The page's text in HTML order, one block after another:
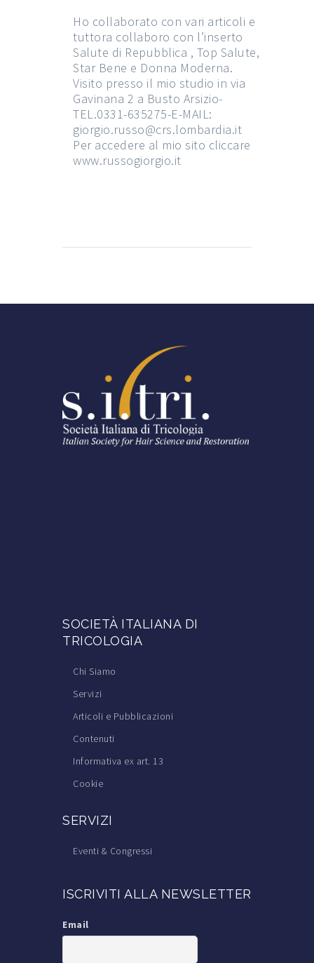
Ho collaborato con vari articoli e
tuttora collaboro con l’inserto
Salute di Repubblica , Top Salute,
Star Bene e Donna Moderna.
Visito presso il mio studio in via
Gavinana 2 a Busto Arsizio-
TEL.0331-635275-E-MAIL:
giorgio.russo@crs.lombardia.it
Per accedere al mio sito cliccare
www.russogiorgio.it
SOCIETÀ ITALIANA DI
TRICOLOGIA
Chi Siamo
Servizi
Articoli e Pubblicazioni
Contenuti
Informativa ex art. 13
Cookie
SERVIZI
Eventi & Congressi
Trova il Medico Tricologo
Iscrizione alla S.I.Tri.
ISCRIVITI ALLA NEWSLETTER
Email